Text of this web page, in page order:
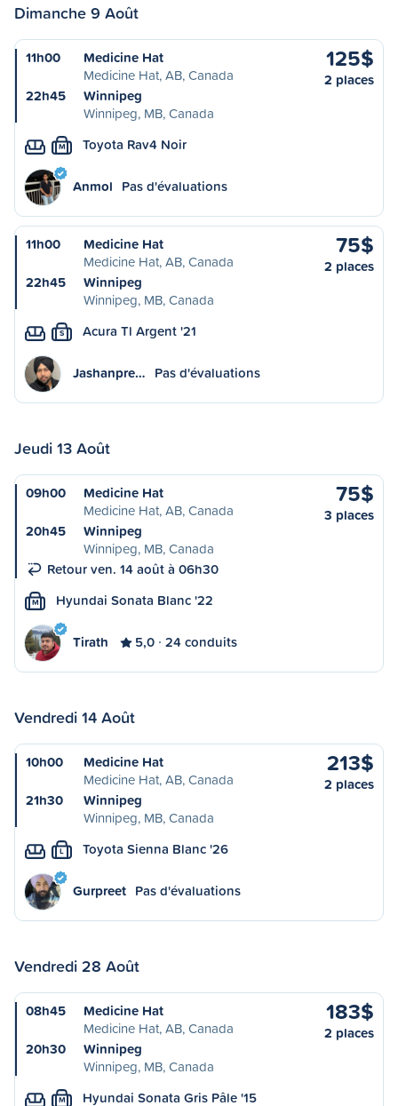
Dimanche 9 Août
11h00
Medicine Hat
Medicine Hat, AB, Canada
22h45
Winnipeg
Winnipeg, MB, Canada
125$
2 places
M Toyota Rav4 Noir
Anmol Pas d'évaluations
11h00
Medicine Hat
Medicine Hat, AB, Canada
22h45
Winnipeg
Winnipeg, MB, Canada
75$
2 places
S Acura Tl Argent '21
Jashanpre… Pas d'évaluations
Jeudi 13 Août
09h00
Medicine Hat
Medicine Hat, AB, Canada
20h45
Winnipeg
Winnipeg, MB, Canada
Retour ven. 14 août à 06h30
75$
3 places
M Hyundai Sonata Blanc '22
Tirath 5,0 24 conduits
Vendredi 14 Août
10h00
Medicine Hat
Medicine Hat, AB, Canada
21h30
Winnipeg
Winnipeg, MB, Canada
213$
2 places
L Toyota Sienna Blanc '26
Gurpreet Pas d'évaluations
Vendredi 28 Août
08h45
Medicine Hat
Medicine Hat, AB, Canada
20h30
Winnipeg
Winnipeg, MB, Canada
183$
2 places
M Hyundai Sonata Gris Pâle '15